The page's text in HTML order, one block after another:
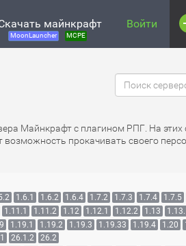
майнкрафт
MoonLauncher MCPE
Войти
Майнкрафт с плагином РПГ. На
прокачивать своего
1.6.1 1.6.2 1.6.4 1.7.2 1.7.3 1.7.4 1.7.5
1.11.1 1.11.2 1.12 1.12.1 1.12.2 1.13
1.19.1 1.19.2 1.19.3 1.19.33 1.19.4 1.20
26.1.2 26.2